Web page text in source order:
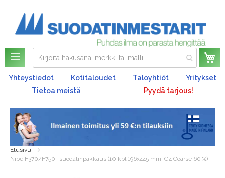
Yhteystiedot Kotitaloudet Taloyhtiöt
Yritykset
Tietoa meistä
Pyydä tarjous!
Etusivu
Nibe F370/F750 -suodatinpakkaus (10 kpl 196x445 mm, G4 Coarse 60 %)